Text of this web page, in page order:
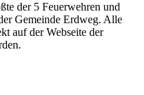
der 5 Feuerwehren und
Gemeinde Erdweg. Alle
auf der Webseite der